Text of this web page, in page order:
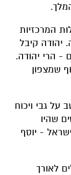
.
המרכזיות
. יהודה קיבל
- הרי יהודה.
שמצפון
על גבי ויכוח
שהיו
ישראל - יוסף
לאורך